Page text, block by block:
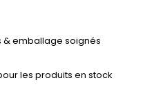
& emballage soignés
les produits en stock